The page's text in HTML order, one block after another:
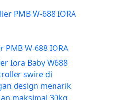
PMB W-688 IORA
Iora Baby W688
swire di
design menarik
maksimal 30kg